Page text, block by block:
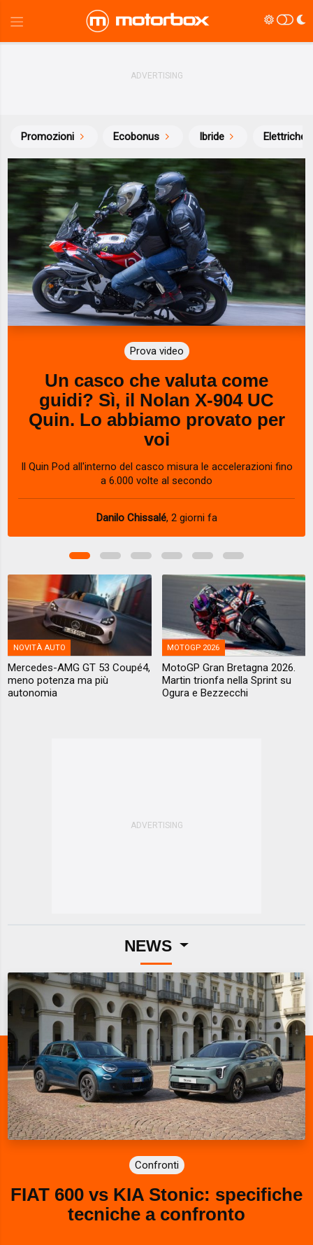
Promozioni Ecobonus Ibride Elettriche
Prova video
Un casco che valuta come
guidi? Sì, il Nolan X-904 UC
Quin. Lo abbiamo provato per
voi
Il Quin Pod all'interno del casco misura le accelerazioni fino
a 6.000 volte al secondo
Danilo Chissalé, 2 giorni fa
NOVITÀ AUTO
Mercedes-AMG GT 53 Coupé4,
meno potenza ma più
autonomia
MOTOGP 2026
MotoGP Gran Bretagna 2026.
Martin trionfa nella Sprint su
Ogura e Bezzecchi
NEWS
Confronti
FIAT 600 vs KIA Stonic: specifiche
tecniche a confronto